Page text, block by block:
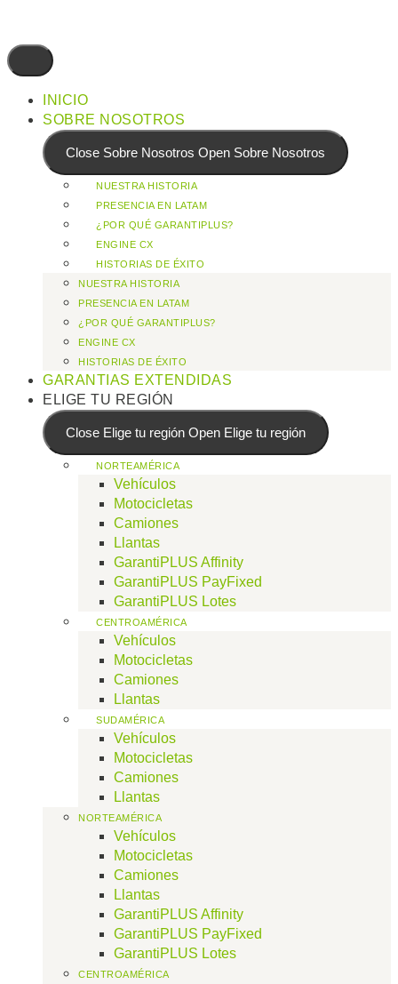
INICIO
SOBRE NOSOTROS
Close Sobre Nosotros Open Sobre Nosotros
NUESTRA HISTORIA
PRESENCIA EN LATAM
¿POR QUÉ GARANTIPLUS?
ENGINE CX
HISTORIAS DE ÉXITO
NUESTRA HISTORIA
PRESENCIA EN LATAM
¿POR QUÉ GARANTIPLUS?
ENGINE CX
HISTORIAS DE ÉXITO
GARANTIAS EXTENDIDAS
ELIGE TU REGIÓN
Close Elige tu región Open Elige tu región
NORTEAMÉRICA
Vehículos
Motocicletas
Camiones
Llantas
GarantiPLUS Affinity
GarantiPLUS PayFixed
GarantiPLUS Lotes
CENTROAMÉRICA
Vehículos
Motocicletas
Camiones
Llantas
SUDAMÉRICA
Vehículos
Motocicletas
Camiones
Llantas
NORTEAMÉRICA
Vehículos
Motocicletas
Camiones
Llantas
GarantiPLUS Affinity
GarantiPLUS PayFixed
GarantiPLUS Lotes
CENTROAMÉRICA